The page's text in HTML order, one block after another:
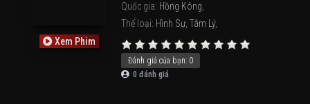
Xem Phim
Quốc gia: Hồng Kông
Thể loại: Hình Sự, Tâm Lý,
Đánh giá của bạn: 0
0 đánh giá